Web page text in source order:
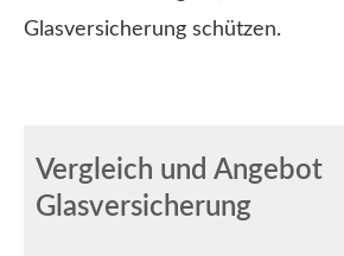
Glasversicherung schützen.
Vergleich und Angebot
Glasversicherung